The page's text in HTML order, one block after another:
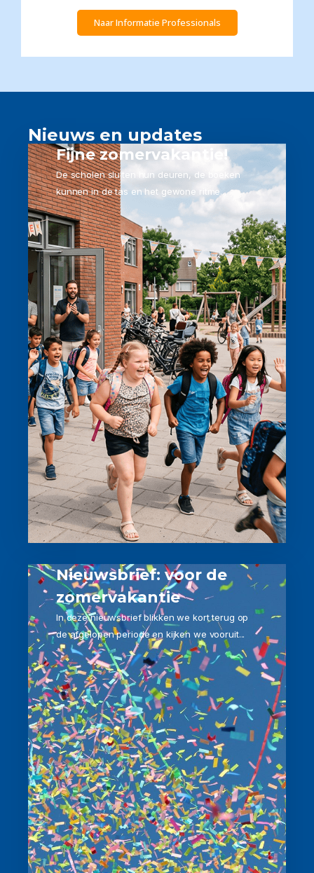
Naar Informatie Professionals
Nieuws en updates
Fijne zomervakantie!
De scholen sluiten hun deuren, de boeken
kunnen in de tas en het gewone ritme...
Nieuwsbrief: voor de
zomervakantie
In deze nieuwsbrief blikken we kort terug op
de afgelopen periode en kijken we vooruit...